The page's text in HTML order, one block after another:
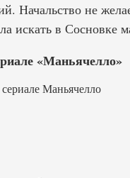
Начальство не
искать в Сосновке
«Маньячелло»